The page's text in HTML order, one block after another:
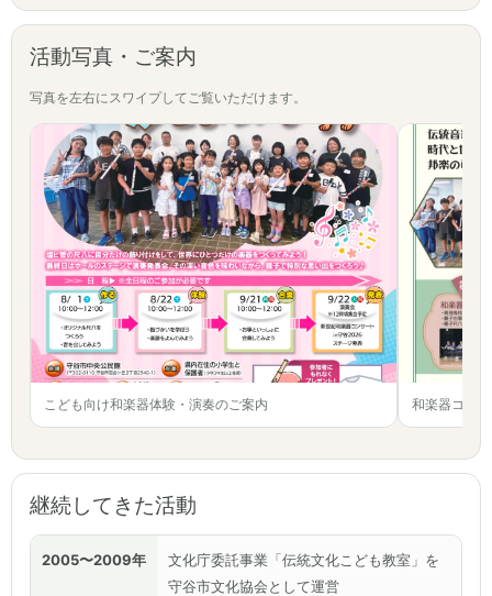
活動写真・ご案内
写真を左右にスワイプしてご覧いただけます。
こども向け和楽器体験・演奏のご案内 和楽器コン
継続してきた活動
2005〜2009年
文化庁委託事業「伝統文化こども教室」を
守谷市文化協会として運営